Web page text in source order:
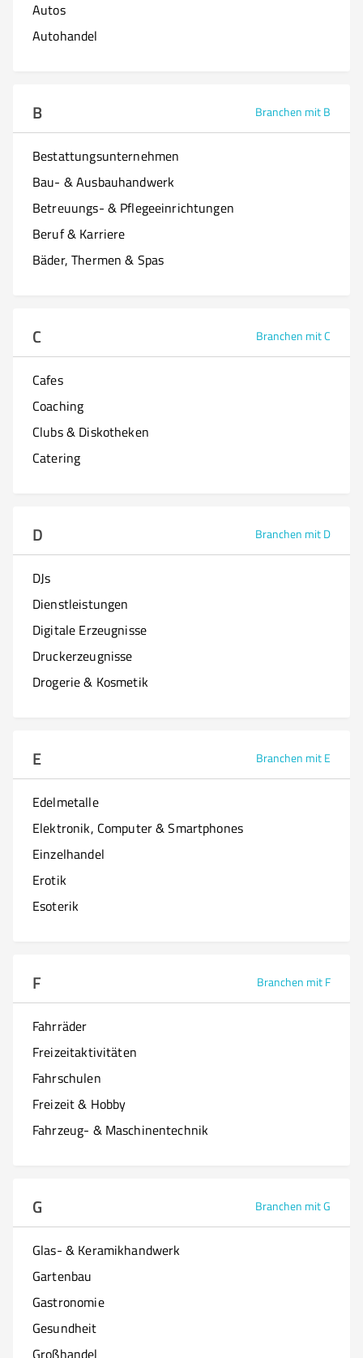
Autos
Autohandel
B Branchen mit B
Bestattungsunternehmen
Bau- & Ausbauhandwerk
Betreuungs- & Pflegeeinrichtungen
Beruf & Karriere
Bäder, Thermen & Spas
C Branchen mit C
Cafes
Coaching
Clubs & Diskotheken
Catering
D Branchen mit D
DJs
Dienstleistungen
Digitale Erzeugnisse
Druckerzeugnisse
Drogerie & Kosmetik
E Branchen mit E
Edelmetalle
Elektronik, Computer & Smartphones
Einzelhandel
Erotik
Esoterik
F Branchen mit F
Fahrräder
Freizeitaktivitäten
Fahrschulen
Freizeit & Hobby
Fahrzeug- & Maschinentechnik
G Branchen mit G
Glas- & Keramikhandwerk
Gartenbau
Gastronomie
Gesundheit
Großhandel